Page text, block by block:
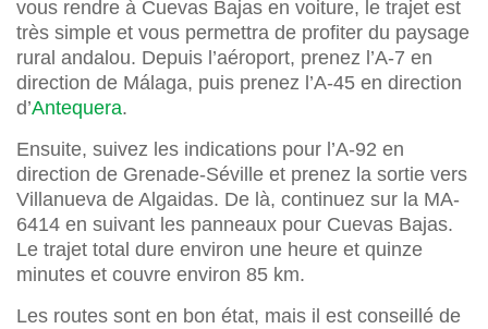
vous rendre à Cuevas Bajas en voiture, le trajet est
très simple et vous permettra de profiter du paysage
rural andalou. Depuis l’aéroport, prenez l’A-7 en
direction de Málaga, puis prenez l’A-45 en direction
d’Antequera.
Ensuite, suivez les indications pour l’A-92 en
direction de Grenade-Séville et prenez la sortie vers
Villanueva de Algaidas. De là, continuez sur la MA-
6414 en suivant les panneaux pour Cuevas Bajas.
Le trajet total dure environ une heure et quinze
minutes et couvre environ 85 km.
Les routes sont en bon état, mais il est conseillé de